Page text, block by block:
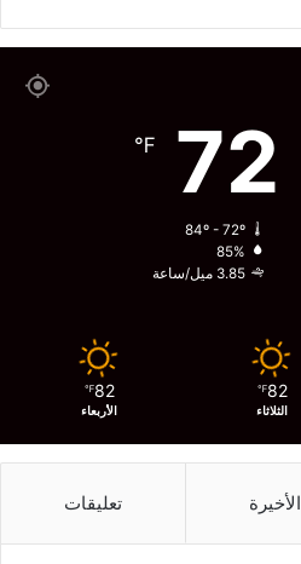
72
℉
84º - 72º
85%
3.85 ميل/ساعة
82
℉
الثلاثاء
82
℉
الأربعاء
الأخيرة تعليقات